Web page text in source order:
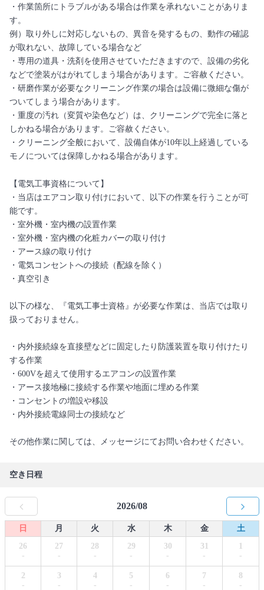
・作業箇所にトラブルがある場合は作業を承れないことがありま
す。
例）取り外しに対応しないもの、異音を発するもの、動作の確認
が取れない、故障している場合など
・専用の道具・洗剤を使用させていただきますので、設備の劣化
などで塗装がはがれてしまう場合があります。ご容赦ください。
・研磨作業が必要なクリーニング作業の場合は設備に微細な傷が
ついてしまう場合があります。
・重度の汚れ（変質や染色など）は、クリーニングで完全に落と
しかねる場合があります。ご容赦ください。
・クリーニング全般において、設備自体が10年以上経過している
モノについては保障しかねる場合があります。
【電気工事資格について】
・当店はエアコン取り付けにおいて、以下の作業を行うことが可
能です。
・室外機・室内機の設置作業
・室外機・室内機の化粧カバーの取り付け
・アース線の取り付け
・電気コンセントへの接続（配線を除く）
・真空引き
以下の様な、『電気工事士資格』が必要な作業は、当店では取り
扱っておりません。
・内外接続線を直接壁などに固定したり防護装置を取り付けたり
する作業
・600Vを超えて使用するエアコンの設置作業
・アース接地極に接続する作業や地面に埋める作業
・コンセントの増設や移設
・内外接続電線同士の接続など
その他作業に関しては、メッセージにてお問い合わせください。
空き日程
2026/08
日 月 火 水 木 金
土
26
-
27
-
28
-
29
-
30
-
31
-
1
-
2
-
3
-
4
-
5
-
6
-
7
-
8
-